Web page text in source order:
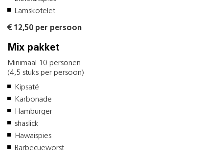
Lamskotelet
€ 12,50 per persoon
Mix pakket
Minimaal 10 personen
(4,5 stuks per persoon)
Kipsaté
Karbonade
Hamburger
shaslick
Hawaispies
Barbecueworst